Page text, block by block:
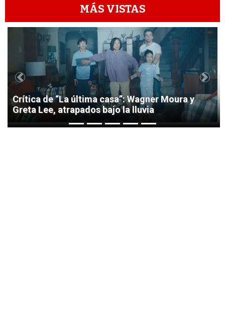
MÁS VISTAS
1
Crítica de “La última casa”: Wagner Moura y
Greta Lee, atrapados bajo la lluvia
Previous Next